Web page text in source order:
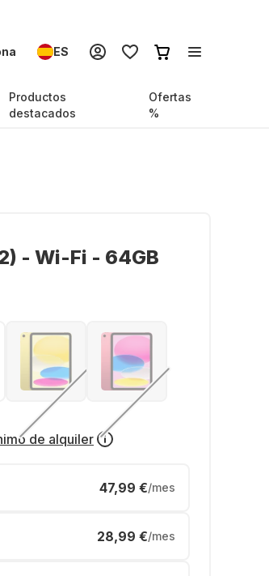
ES
Productos
destacados
Ofertas
%
- Wi-Fi - 64GB
de alquiler
47,99 €/mes
28,99 €/mes